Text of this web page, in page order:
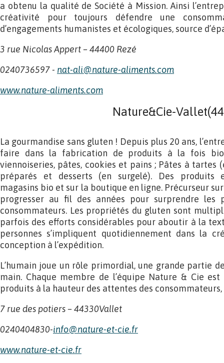
a obtenu la qualité de Société à Mission. Ainsi
créativité pour toujours défendre une
d’engagements humanistes et écologiques, source
3 rue Nicolas Appert – 44400 Rezé
0240736597 - nat-ali@nature-aliments.com
www.nature-aliments.com
Nature&Cie-
La gourmandise sans gluten ! Depuis plus 20 ans,
faire dans la fabrication de produits à la fois
viennoiseries, pâtes, cookies et pains ; Pâtes à tartes
préparés et desserts (en surgelé). Des produits
magasins bio et sur la boutique en ligne. Précurseur
progresser au fil des années pour surprendre les
consommateurs. Les propriétés du gluten sont
parfois des efforts considérables pour aboutir à la
personnes s’impliquent quotidiennement dans la
conception à l’expédition.
L’humain joue un rôle primordial, une grande partie
main. Chaque membre de l’équipe Nature & Cie
produits à la hauteur des attentes des
7 rue des potiers – 44330Vallet
0240404830-info@nature-et-cie.fr
www.nature-et-cie.fr